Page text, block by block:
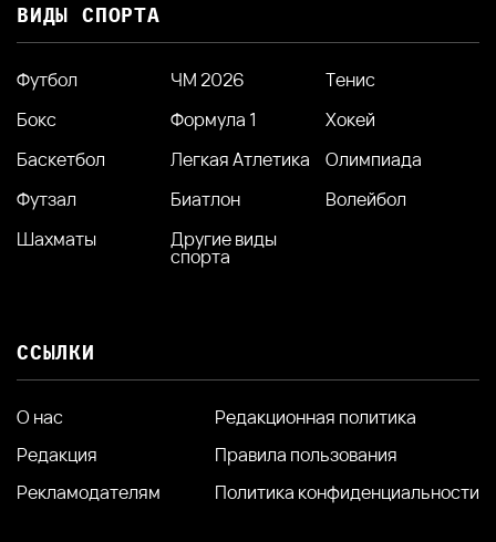
ВИДЫ СПОРТА
Футбол ЧМ 2026
Тенис
Бокс
Формула 1
Хокей
Баскетбол
Легкая Атлетика
Олимпиада
Футзал
Биатлон
Волейбол
Шахматы
Другие виды
спорта
ССЫЛКИ
О нас
Редакция
Рекламодателям
Редакционная политика
Правила пользования
Политика конфиденциальности